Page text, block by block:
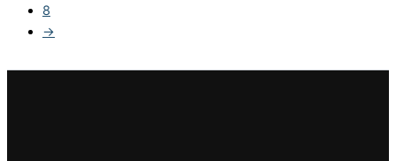
8
→